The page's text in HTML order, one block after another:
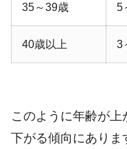
35～39歳 5
40歳以上 3
このように年齢が
下がる傾向にありま